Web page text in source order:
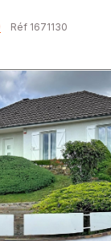
Réf 1671130